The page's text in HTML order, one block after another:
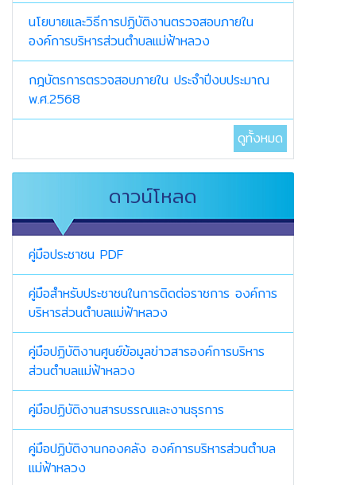
นโยบายและวิธีการปฏิบัติงานตรวจสอบภายใน
องค์การบริหารส่วนตำบลแม่ฟ้าหลวง
กฎบัตรการตรวจสอบภายใน ประจำปีงบประมาณ
พ.ศ.2568
ดูทั้งหมด
ดาวน์โหลด
คู่มือประชาชน PDF
คู่มือสำหรับประชาชนในการติดต่อราชการ องค์การ
บริหารส่วนตำบลแม่ฟ้าหลวง
คู่มือปฏิบัติงานศูนย์ข้อมูลข่าวสารองค์การบริหาร
ส่วนตำบลแม่ฟ้าหลวง
คู่มือปฏิบัติงานสารบรรณและงานธุรการ
คู่มือปฏิบัติงานกองคลัง องค์การบริหารส่วนตำบล
แม่ฟ้าหลวง